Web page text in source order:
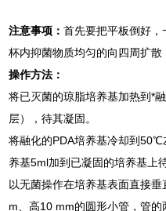
注意事项：首先要把平板倒好
杯内抑菌物质均匀的向四周扩散
操作方法：
将已灭菌的琼脂培养基加热到*
层），待其凝固。
将融化的PDA培养基冷却到
养基5ml加到已凝固的培养基上
以无菌操作在培养基表面直接
m、高10 mm的圆形小管，管